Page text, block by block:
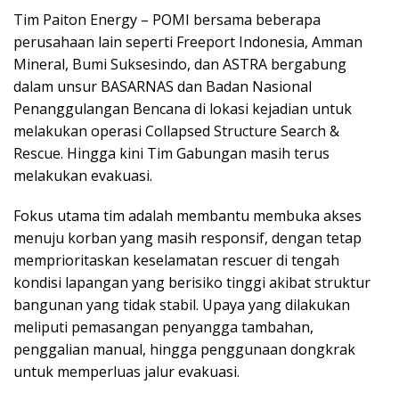
Tim Paiton Energy – POMI bersama beberapa
perusahaan lain seperti Freeport Indonesia, Amman
Mineral, Bumi Suksesindo, dan ASTRA bergabung
dalam unsur BASARNAS dan Badan Nasional
Penanggulangan Bencana di lokasi kejadian untuk
melakukan operasi Collapsed Structure Search &
Rescue. Hingga kini Tim Gabungan masih terus
melakukan evakuasi.
Fokus utama tim adalah membantu membuka akses
menuju korban yang masih responsif, dengan tetap
memprioritaskan keselamatan rescuer di tengah
kondisi lapangan yang berisiko tinggi akibat struktur
bangunan yang tidak stabil. Upaya yang dilakukan
meliputi pemasangan penyangga tambahan,
penggalian manual, hingga penggunaan dongkrak
untuk memperluas jalur evakuasi.